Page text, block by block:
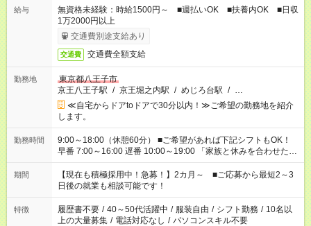
給与
無資格未経験：時給1500円～ ■週払いOK ■扶養内OK ■日収
1万2000円以上
交通費別途支給あり
交通費 交通費全額支給
勤務地
東京都八王子市
京王八王子駅 / 京王堀之内駅 / めじろ台駅 / …
≪自宅からドアtoドアで30分以内！≫ご希望の勤務地を紹介
します。
勤務時間
9:00～18:00（休憩60分） ■ご希望があれば下記シフトもOK！
早番 7:00～16:00 遅番 10:00～19:00 「家族と休みを合わせた
い」 「余裕を持って夕飯の準備がしたい」 「できれば残業はし
たくない」 など、ご希望を教えてくださいね。 ※Wワーク希望
の方へ 今ご覧のお仕事で希望する勤務時間と、もう1つのお仕事
の勤務時間。 合計で週40時間を超える場合は応募できません。
期間
【現在も積極採用中！急募！】2カ月～ ■ご応募から最短2～3
日後の就業も相談可能です！
特徴 履歴書不要 / 40～50代活躍中 / 服装自由 / シフト勤務 / 10名以
上の大量募集 / 電話対応なし / パソコンスキル不要